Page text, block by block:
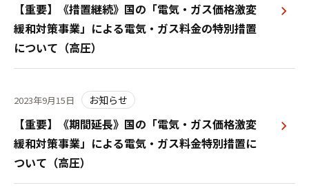
【重要】《措置継続》国の「電気・ガス価格激変
緩和対策事業」による電気・ガス料金の特別措置
について（高圧）
【重要】《期間延長》国の「電気・ガス価格激変
緩和対策事業」による電気・ガス料金特別措置に
ついて（高圧）
2023年9月15日 お知らせ